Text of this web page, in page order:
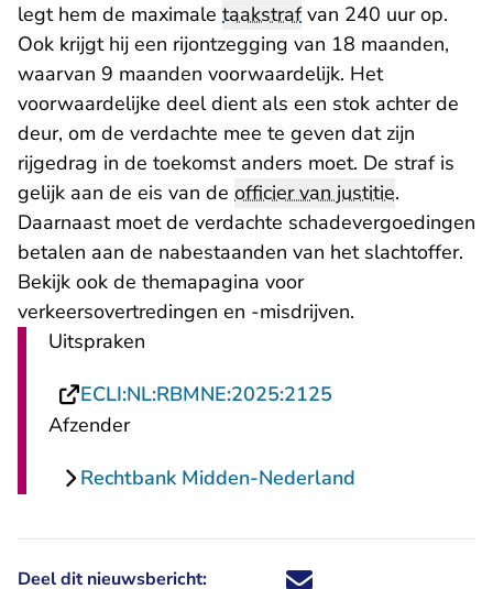
legt hem de maximale taakstrafvan 240 uur op.
Ook krijgt hij een rijontzegging van 18 maanden,
waarvan 9 maanden voorwaardelijk. Het
voorwaardelijke deel dient als een stok achter de
deur, om de verdachte mee te geven dat zijn
rijgedrag in de toekomst anders moet. De straf is
gelijk aan de eis van de officier van justitie.
Daarnaast moet de verdachte schadevergoedingen
betalen aan de nabestaanden van het slachtoffer.
Bekijk ook de themapagina voor
verkeersovertredingen en -misdrijven.
Uitspraken
ECLI:NL:RBMNE:2025:2125
Afzender
Rechtbank Midden-Nederland
Deel dit nieuwsbericht: Deel dit nieuwsbericht via X -
Deel dit nieuwsbericht via
Deel dit nieuwsbericht
Deel dit